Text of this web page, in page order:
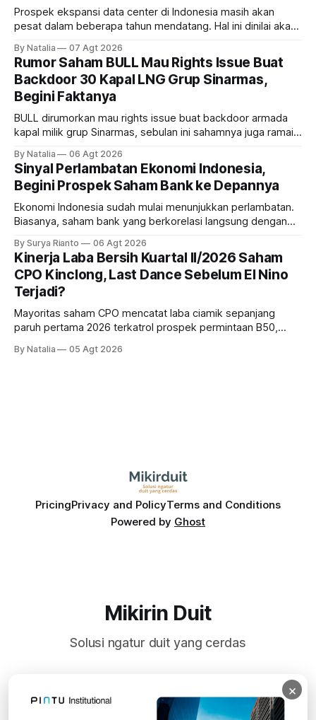
Prospek ekspansi data center di Indonesia masih akan
pesat dalam beberapa tahun mendatang. Hal ini dinilai akan
estate, ada siapa saja mereka?
By Natalia 07 Agt 2026
Rumor Saham BULL Mau Rights Issue Buat
Backdoor 30 Kapal LNG Grup Sinarmas,
Begini Faktanya
BULL dirumorkan mau rights issue buat backdoor armada
kapal milik grup Sinarmas, sebulan ini sahamnya juga ramai
masih menarik dilirik?
By Natalia 06 Agt 2026
Sinyal Perlambatan Ekonomi Indonesia,
Begini Prospek Saham Bank ke Depannya
Ekonomi Indonesia sudah mulai menunjukkan perlambatan.
Biasanya, saham bank yang berkorelasi langsung dengan
bank ke depannya?
By Surya Rianto 06 Agt 2026
Kinerja Laba Bersih Kuartal II/2026 Saham
CPO Kinclong, Last Dance Sebelum El Nino
Terjadi?
Mayoritas saham CPO mencatat laba ciamik sepanjang
paruh pertama 2026 terkatrol prospek permintaan B50,
diprediksi semakin terlihat mendekati 2027. Kira-kira gimana
By Natalia 05 Agt 2026
PricingPrivacy and PolicyTerms and Conditions
Powered by Ghost
Mikirin Duit
Solusi ngatur duit yang cerdas
Subscribe
×